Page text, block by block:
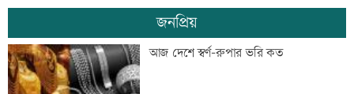
জিয়াউর রহমান দেশে প্রথম সবুজ বিপ্লবের
ডাক দিয়েছিলেন: পরিবেশমন্ত্রী
জনপ্রিয়
আজ দেশে স্বর্ণ-রুপার ভরি কত